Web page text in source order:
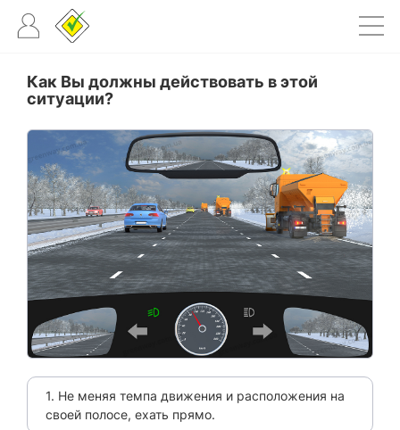
Как Вы должны действовать в этой
ситуации?
1. Не меняя темпа движения и расположения на
своей полосе, ехать прямо.